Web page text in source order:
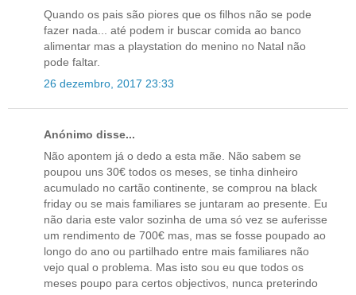
Quando os pais são piores que os filhos não se pode
fazer nada... até podem ir buscar comida ao banco
alimentar mas a playstation do menino no Natal não
pode faltar.
26 dezembro, 2017 23:33
Anónimo disse...
Não apontem já o dedo a esta mãe. Não sabem se
poupou uns 30€ todos os meses, se tinha dinheiro
acumulado no cartão continente, se comprou na black
friday ou se mais familiares se juntaram ao presente. Eu
não daria este valor sozinha de uma só vez se auferisse
um rendimento de 700€ mas, mas se fosse poupado ao
longo do ano ou partilhado entre mais familiares não
vejo qual o problema. Mas isto sou eu que todos os
meses poupo para certos objectivos, nunca preterindo